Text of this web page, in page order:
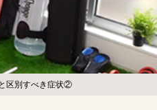
区別すべき症状②